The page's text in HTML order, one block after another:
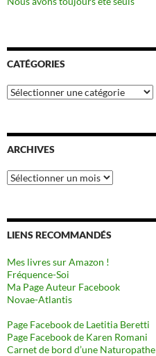
CATÉGORIES
Catégories
ARCHIVES
Archives
LIENS RECOMMANDÉS
Mes livres sur Amazon !
Fréquence-Soi
Ma Page Auteur Facebook
Novae-Atlantis
Page Facebook de Laetitia Beretti
Page Facebook de Karen Romani
Carnet de bord d’une Naturopathe